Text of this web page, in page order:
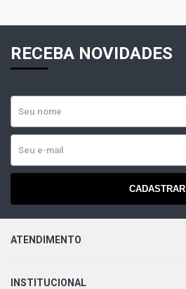
RECEBA NOVIDADES
CADASTRAR
ATENDIMENTO
INSTITUCIONAL